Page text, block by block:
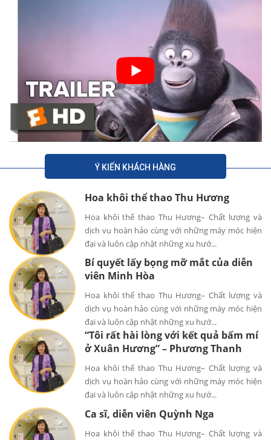
Ý KIẾN KHÁCH HÀNG
Hoa khôi thể thao Thu Hương
Hoa khôi thể thao Thu Hương– Chất lượng và
dịch vụ hoàn hảo cùng với những máy móc hiện
đại và luôn cập nhật những xu hướ...
Bí quyết lấy bọng mỡ mắt của diễn
viên Minh Hòa
Hoa khôi thể thao Thu Hương– Chất lượng và
dịch vụ hoàn hảo cùng với những máy móc hiện
đại và luôn cập nhật những xu hướ...
“Tôi rất hài lòng với kết quả bấm mí
ở Xuân Hương” – Phương Thanh
Hoa khôi thể thao Thu Hương– Chất lượng và
dịch vụ hoàn hảo cùng với những máy móc hiện
đại và luôn cập nhật những xu hướ...
Ca sĩ, diễn viên Quỳnh Nga
Hoa khôi thể thao Thu Hương– Chất lượng và